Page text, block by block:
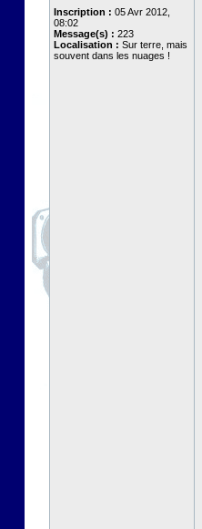
Inscription : 05 Avr 2012,
08:02
Message(s) : 223
Localisation : Sur terre, mais
souvent dans les nuages !